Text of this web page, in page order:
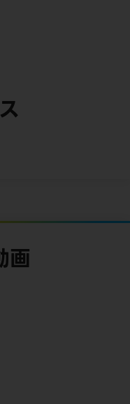
画